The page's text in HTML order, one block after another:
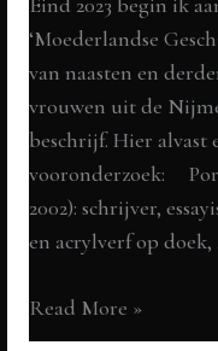
‘Moederlandse
van naasten en
vrouwen uit de
beschrijf. Hier
vooronderzoek:
2002): schrijver,
en acrylverf op doek,
Andreas
Burnier
Read More »